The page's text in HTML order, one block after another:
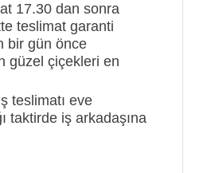
17.30 dan sonra
teslimat garanti
bir gün önce
güzel çiçekleri en
teslimatı eve
taktirde iş arkadaşına